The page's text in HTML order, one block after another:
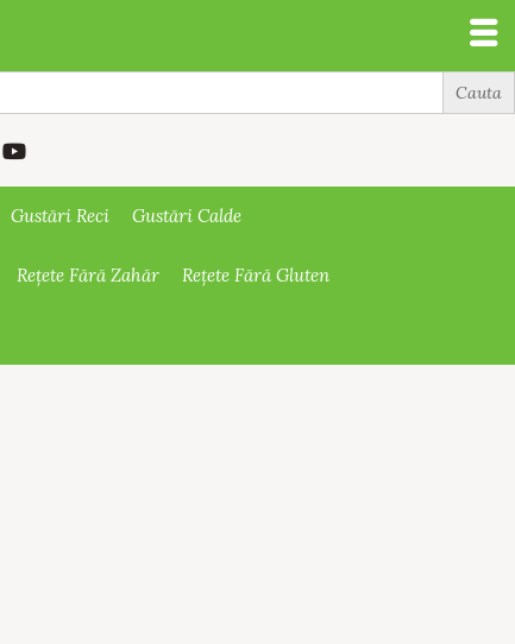
Gustări Reci Gustări Calde
Rețete Fără Zahăr Rețete Fără Gluten